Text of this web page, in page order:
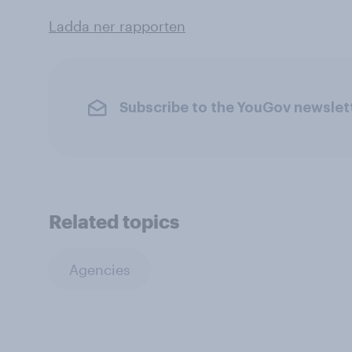
Ladda ner rapporten
Subscribe to the YouGov
Related topics
Agencies